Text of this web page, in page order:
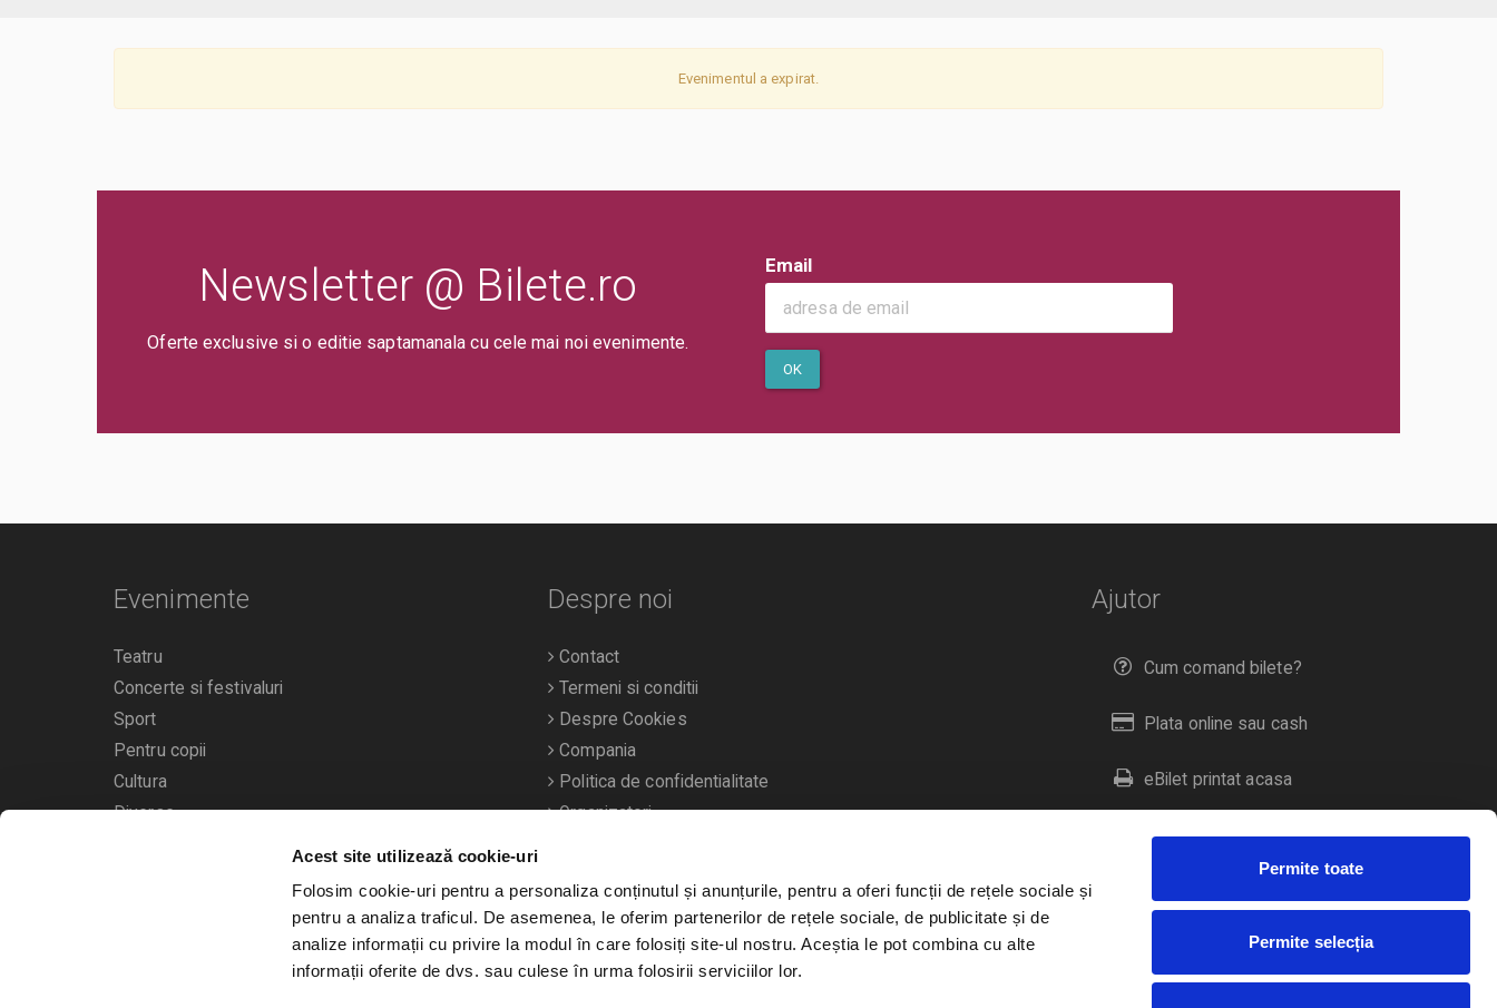
Acest site utilizează cookie-uri
Folosim cookie-uri pentru a personaliza conținutul și anunțurile, pentru a oferi funcții de rețele sociale și
pentru a analiza traficul. De asemenea, le oferim partenerilor de rețele sociale, de publicitate și de
analize informații cu privire la modul în care folosiți site-ul nostru. Aceștia le pot combina cu alte
informații oferite de dvs. sau culese în urma folosirii serviciilor lor.
Permite toate
Permite selecția
Evenimentul a expirat.
Newsletter @ Bilete.ro
Oferte exclusive si o editie saptamanala cu cele mai noi evenimente.
Email
OK
Ajutor
Cum comand bilete?
Plata online sau cash
eBilet printat acasa
Livrare prin curier
Duplicare bilete
Evenimente
Teatru
Concerte si festivaluri
Sport
Pentru copii
Cultura
Diverse
Calendarul evenimentelor
Despre noi
Contact
Termeni si conditii
Despre Cookies
Compania
Politica de confidentialitate
Organizatori